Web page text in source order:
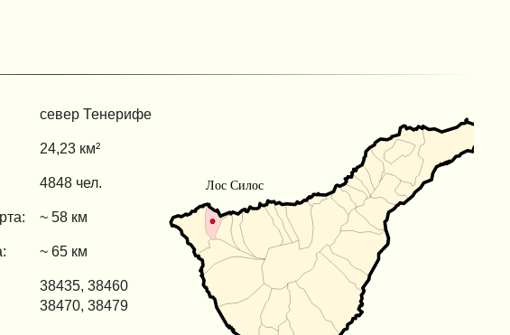
север Тенерифе
24,23 км²
4848 чел.
~ 58 км
~ 65 км
38435, 38460
38470, 38479